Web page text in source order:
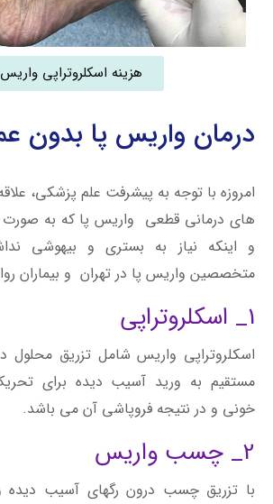
هزینه اسکلروتراپی واریس
درمان واریس پا بدون
امروزه با توجه به پیشرفت علم پزشکی،
های درمانی قطعی واریس پا که به صورت
و اینکه نیاز به بستری و بیهوشی
متخصصین واریس پا در تهران و بیماران
1_ اسکلروتراپی
اسکلروتراپی واریس شامل تزریق محلول
مستقیم به ورید آسیب دیده برای
خونی و در نتیجه فروپاشی آن می باشد.
2_ چسب واریس
با تزریق چسب درون رگهای آسیب